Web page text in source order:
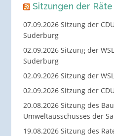
Sitzungen der Räte
07.09.2026 Sitzung der
Suderburg
02.09.2026 Sitzung der
Suderburg
02.09.2026 Sitzung der
02.09.2026 Sitzung der
20.08.2026 Sitzung des
Umweltausschusses der
19.08.2026 Sitzung des